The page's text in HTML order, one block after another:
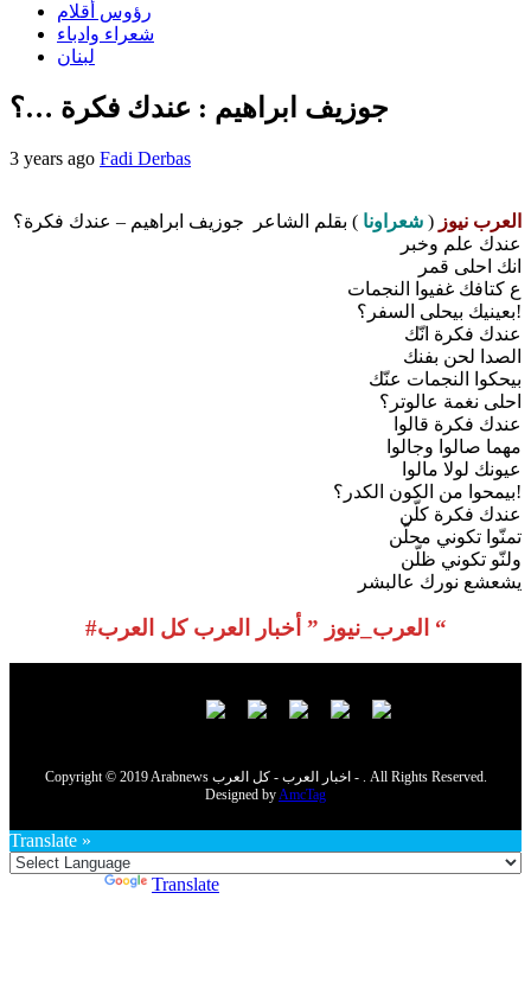
رؤوس أقلام
شعراء وادباء
لبنان
جوزيف ابراهيم : عندك فكرة …؟
3 years ago Fadi Derbas
العرب نيوز ( شعراونا ) بقلم الشاعر جوزيف ابراهيم – عندك فكرة؟
عندك علم وخبر
انك احلى قمر
ع كتافك غفيوا النجمات
بعينيك بيحلى السفر؟!
عندك فكرة انّك
الصدا لحن بفنك
بيحكوا النجمات عنّك
احلى نغمة عالوتر؟
عندك فكرة قالوا
مهما صالوا وجالوا
عيونك لولا مالوا
بيمحوا من الكون الكدر؟!
عندك فكرة كلّن
تمنّوا تكوني محلّن
ولنّو تكوني ظلّن
يشعشع نورك عالبشر
#العرب_نيوز ” أخبار العرب كل العرب “
Copyright © 2019 Arabnews اخبار العرب - كل العرب - . All Rights Reserved.
Designed byAmcTag
Translate »
Translate